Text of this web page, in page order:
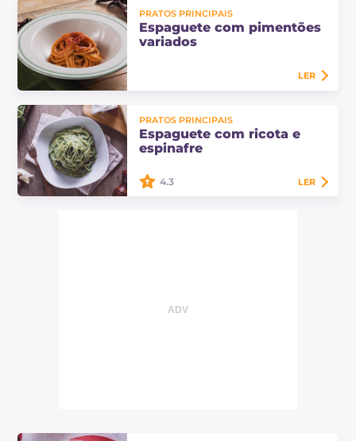
é uma bela novidade para quem
nunca provou a salicórnia! Um
primeiro prato fácil, rápido e
PRATOS PRINCIPAIS
Espaguete com pimentões
variados
pimentões variados: um prato de
massa cremoso com friggitelli,
jalapeño e pimentões cruschi. Uma
LER
PRATOS PRINCIPAIS
Espaguete com ricota e
espinafre
4.3 LER